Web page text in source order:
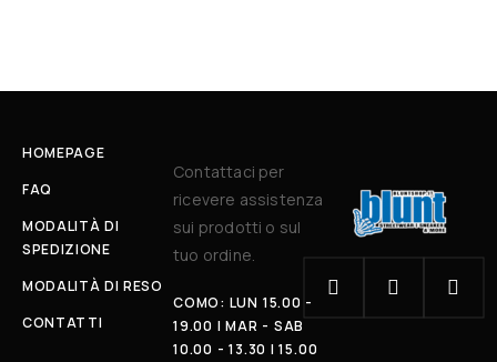
HOMEPAGE
FAQ
MODALITÀ DI
SPEDIZIONE
MODALITÀ DI RESO
CONTATTI
Contattaci per
ricevere assistenza
sui prodotti o sul
tuo ordine.
COMO: LUN 15.00 -
19.00 | MAR - SAB
10.00 - 13.30 | 15.00